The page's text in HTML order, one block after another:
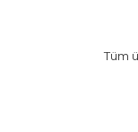
Tüm